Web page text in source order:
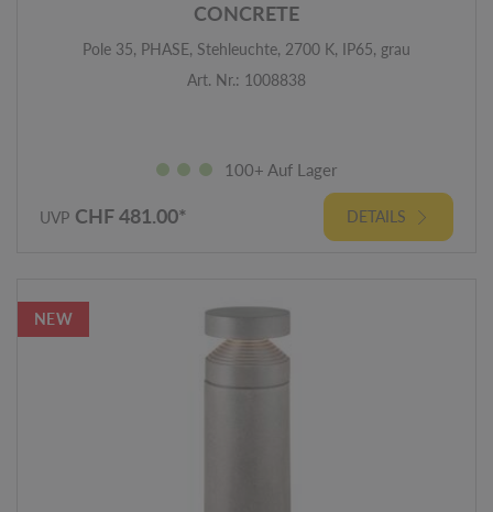
CONCRETE
Pole 35, PHASE, Stehleuchte, 2700 K, IP65, grau
Art. Nr.: 1008838
100+ Auf Lager
UVP CHF 481.00* DETAILS
NEW